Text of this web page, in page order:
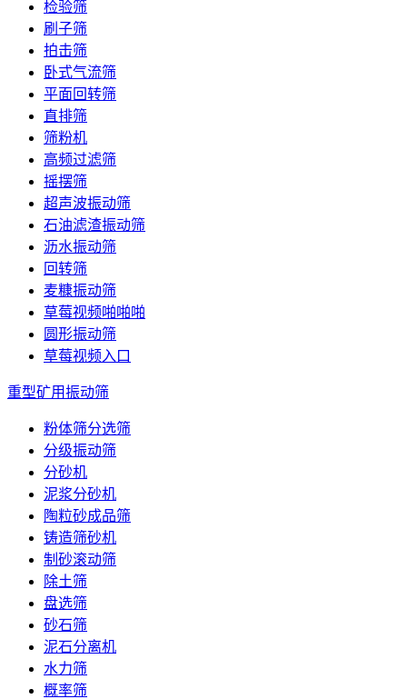
检验筛
刷子筛
拍击筛
卧式气流筛
平面回转筛
直排筛
筛粉机
高频过滤筛
摇摆筛
超声波振动筛
石油滤渣振动筛
沥水振动筛
回转筛
麦糠振动筛
草莓视频啪啪啪
圆形振动筛
草莓视频入口
重型矿用振动筛
粉体筛分选筛
分级振动筛
分砂机
泥浆分砂机
陶粒砂成品筛
铸造筛砂机
制砂滚动筛
除土筛
盘选筛
砂石筛
泥石分离机
水力筛
概率筛